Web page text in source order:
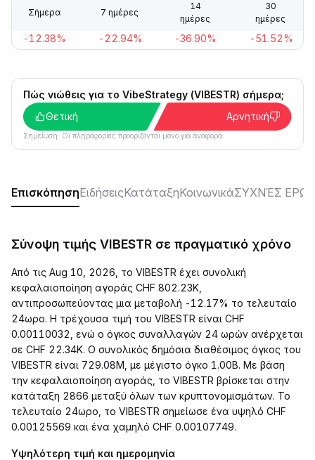
Σήμερα 7 ημέρες
14
ημέρες
30
ημέρες
-12.38% -22.94% -36.90% -51.52%
Πώς νιώθεις για το VibeStrategy (VIBESTR) σήμερα;
Θετική
Αρνητική
Σημείωση: Οι πληροφορίες προορίζονται μόνο για αναφορά.
ΕπισκόπησηΕιδήσειςΚατάταξηΚοινωνικάΣΥΧΝΈΣ
Σύνοψη τιμής VIBESTR σε πραγματικό χρόνο
Από τις Aug 10, 2026, το VIBESTR έχει συνολική
κεφαλαιοποίηση αγοράς CHF 802.23K,
αντιπροσωπεύοντας μια μεταβολή -12.17% το τελευταίο
24ωρο. Η τρέχουσα τιμή του VIBESTR είναι CHF
0.00110032, ενώ ο όγκος συναλλαγών 24 ωρών ανέρχεται
σε CHF 22.34K. Ο συνολικός δημόσια διαθέσιμος όγκος του
VIBESTR είναι 729.08M, με μέγιστο όγκο 1.00B. Με βάση
την κεφαλαιοποίηση αγοράς, το VIBESTR βρίσκεται στην
κατάταξη 2866 μεταξύ όλων των κρυπτονομισμάτων. Το
τελευταίο 24ωρο, το VIBESTR σημείωσε ένα υψηλό CHF
0.00125569 και ένα χαμηλό CHF 0.00107749.
Υψηλότερη τιμή και ημερομηνία